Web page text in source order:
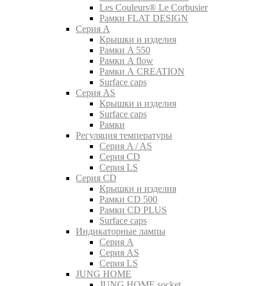
Les Couleurs® Le Corbusier
Рамки FLAT DESIGN
Серия A
Крышки и изделия
Рамки A 550
Рамки A flow
Рамки A CREATION
Surface caps
Серия AS
Крышки и изделия
Surface caps
Рамки
Регуляция температуры
Серия A / AS
Серия CD
Серия LS
Серия CD
Крышки и изделия
Рамки CD 500
Рамки CD PLUS
Surface caps
Индикаторные лампы
Серия A
Серия AS
Серия LS
JUNG HOME